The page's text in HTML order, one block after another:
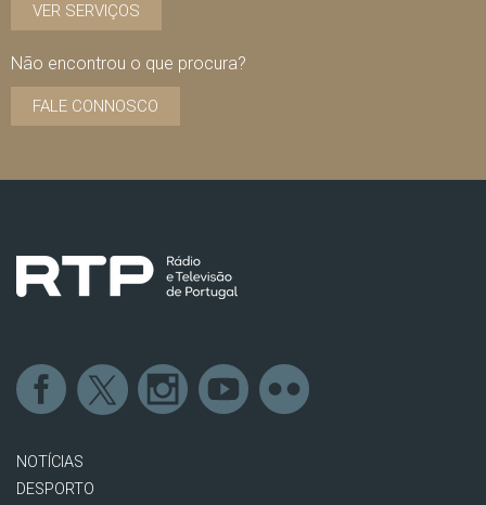
VER SERVIÇOS
Não encontrou o que procura?
FALE CONNOSCO
NOTÍCIAS
DESPORTO